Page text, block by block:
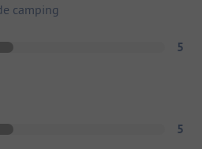
camping
5
5